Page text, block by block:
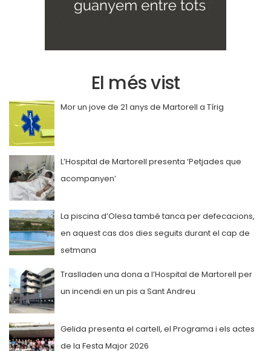
El més vist
Mor un jove de 21 anys de Martorell a Tírig
L’Hospital de Martorell presenta ‘Petjades que
acompanyen’
La piscina d’Olesa també tanca per defecacions,
en aquest cas dos dies seguits durant el cap de
setmana
Traslladen una dona a l’Hospital de Martorell per
un incendi en un pis a Sant Andreu
Gelida presenta el cartell, el Programa i els actes
de la Festa Major 2026